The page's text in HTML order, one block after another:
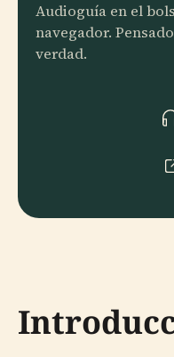
Audioguía en el
navegador.
verdad.